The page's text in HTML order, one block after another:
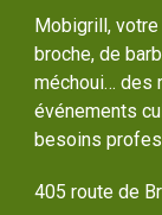
Mobigrill,
broche, de
méchoui… des
événements
besoins
405 route de